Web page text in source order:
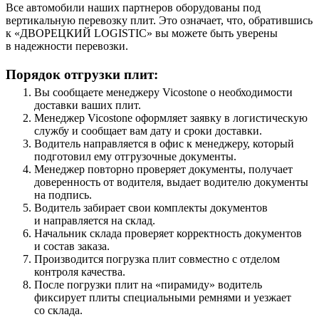
Все автомобили наших партнеров оборудованы под
вертикальную перевозку плит. Это означает, что, обратившись
к «ДВОРЕЦКИЙ LOGISTIC» вы можете быть уверены
в надежности перевозки.
Порядок отгрузки плит:
Вы сообщаете менеджеру Vicostone о необходимости
доставки ваших плит.
Менеджер Vicostone оформляет заявку в логистическую
службу и сообщает вам дату и сроки доставки.
Водитель направляется в офис к менеджеру, который
подготовил ему отгрузочные документы.
Менеджер повторно проверяет документы, получает
доверенность от водителя, выдает водителю документы
на подпись.
Водитель забирает свои комплекты документов
и направляется на склад.
Начальник склада проверяет корректность документов
и состав заказа.
Производится погрузка плит совместно с отделом
контроля качества.
После погрузки плит на «пирамиду» водитель
фиксирует плиты специальными ремнями и уезжает
со склада.